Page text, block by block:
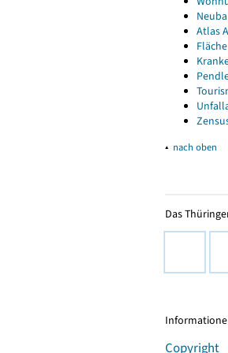
Atlas
▴ nach oben
Das
Copyright